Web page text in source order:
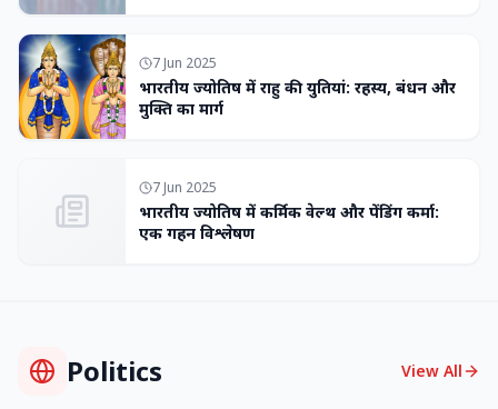
7 Jun 2025
भारतीय ज्योतिष में राहु की युतियां: रहस्य, बंधन और
मुक्ति का मार्ग
7 Jun 2025
भारतीय ज्योतिष में कर्मिक वेल्थ और पेंडिंग कर्मा:
एक गहन विश्लेषण
Politics View All